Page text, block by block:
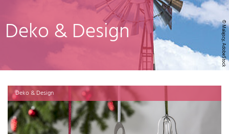
© Malajscy, AdobeStock
Deko & Design
Deko & Design